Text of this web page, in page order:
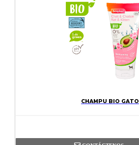
CHAMPU BIO GATO